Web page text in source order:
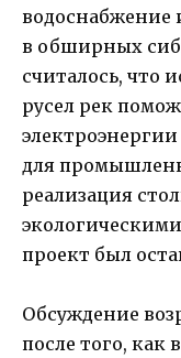
водоснабжение
в обширных
считалось, что
русел рек
для
реализация
проект был
Обсуждение
после того, как